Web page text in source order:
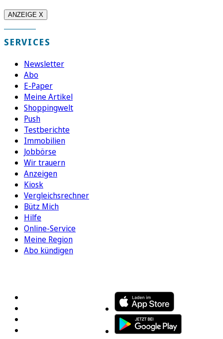
ANZEIGE X
SERVICES
Newsletter
Abo
E-Paper
Meine Artikel
Shoppingwelt
Push
Testberichte
Immobilien
Jobbörse
Wir trauern
Anzeigen
Kiosk
Vergleichsrechner
Bütz Mich
Hilfe
Online-Service
Meine Region
Abo kündigen